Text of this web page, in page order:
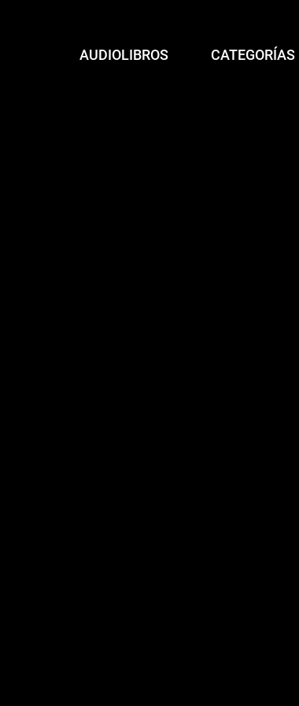
AUDIOLIBROS CATEGORÍAS